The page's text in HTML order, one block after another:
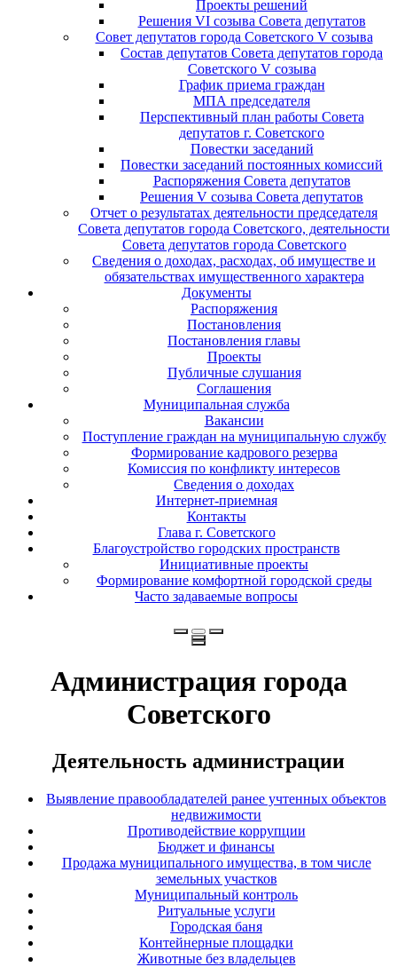
Проекты решений
Решения VI созыва Совета депутатов
Совет депутатов города Советского V созыва
Состав депутатов Совета депутатов города
Советского V созыва
График приема граждан
МПА председателя
Перспективный план работы Совета
депутатов г. Советского
Повестки заседаний
Повестки заседаний постоянных комиссий
Распоряжения Совета депутатов
Решения V созыва Совета депутатов
Отчет о результатах деятельности председателя
Совета депутатов города Советского, деятельности
Совета депутатов города Советского
Сведения о доходах, расходах, об имуществе и
обязательствах имущественного характера
Документы
Распоряжения
Постановления
Постановления главы
Проекты
Публичные слушания
Соглашения
Муниципальная служба
Вакансии
Поступление граждан на муниципальную службу
Формирование кадрового резерва
Комиссия по конфликту интересов
Сведения о доходах
Интернет-приемная
Контакты
Глава г. Советского
Благоустройство городских пространств
Инициативные проекты
Формирование комфортной городской среды
Часто задаваемые вопросы
Администрация города
Советского
Деятельность администрации
Выявление правообладателей ранее учтенных объектов
недвижимости
Противодействие коррупции
Бюджет и финансы
Продажа муниципального имущества, в том числе
земельных участков
Муниципальный контроль
Ритуальные услуги
Городская баня
Контейнерные площадки
Животные без владельцев